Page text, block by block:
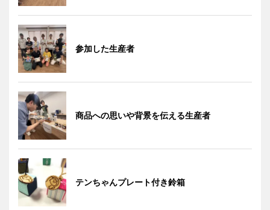
参加した生産者
商品への思いや背景を伝える生産者
テンちゃんプレート付き鈴箱